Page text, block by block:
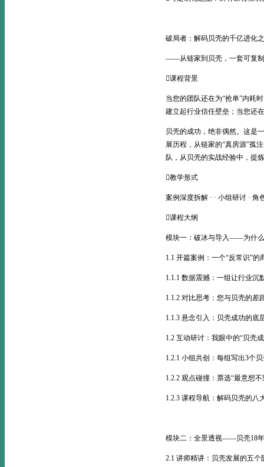
破局者：解码贝壳的千亿进化
——从链家到贝壳，一套可复
课程背景
当您的团队还在为“抢单”内耗
建立起行业信任壁垒；当您还
贝壳的成功，绝非偶然。这是
展历程，从链家的“真房源”孤
队，从贝壳的实战经验中，提
教学形式
案例深度拆解 · · 小组研讨 · 角
课程大纲
模块一：破冰与导入——为什
1.1 开篇案例：一个“反常识”的
1.1.1 数据震撼：一组让行业沉
1.1.2 对比思考：您与贝壳的差
1.1.3 悬念引入：贝壳成功的底
1.2 互动研讨：我眼中的“贝壳
1.2.1 小组共创：每组写出3个
1.2.2 观点碰撞：票选“最意想不
1.2.3 课程导航：解码贝壳的八
模块二：全景透视——贝壳18
2.1 讲师精讲：贝壳发展的五个